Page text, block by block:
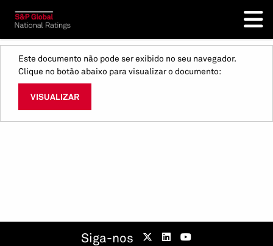
Este documento não pode ser exibido no seu navegador.
Clique no botão abaixo para visualizar o documento:
VISUALIZAR
Siga-nos